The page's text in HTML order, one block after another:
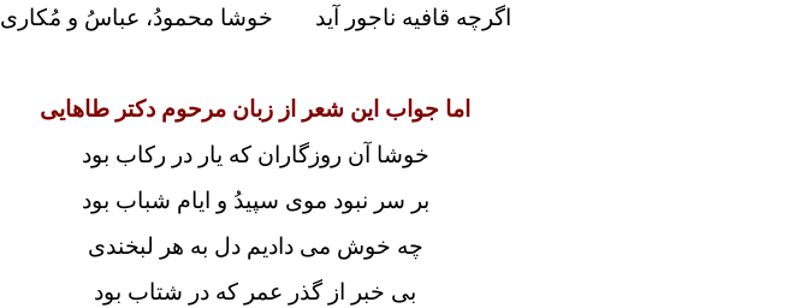
اگرچه قافیه ناجور آید خوشا محمودُ، عباسُ و مُکاری
اما جواب این شعر از زبان مرحوم دکتر طاهایی
خوشا آن روزگاران که یار در رکاب بود
بر سر نبود موی سپیدُ و ایام شباب بود
چه خوش می دادیم دل به هر لبخندی
بی خبر از گذر عمر که در شتاب بود